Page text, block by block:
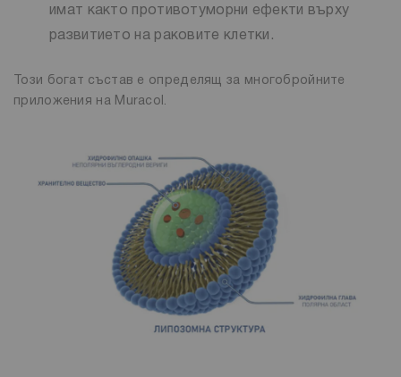
имат както противотуморни ефекти върху
развитието на раковите клетки.
Този богат състав е определящ за многобройните
приложения на Muracol.